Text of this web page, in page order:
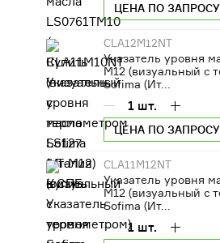
ЦЕНА ПО ЗАПРОСУ
CLA12M12NT
Указатель уровня
M12 (визуальный с
Sofima (Ит...
1 шт.
ЦЕНА ПО ЗАПРОСУ
CLA11M12NT
Указатель уровня
M12 (визуальный с
Sofima (Ит...
1 шт.